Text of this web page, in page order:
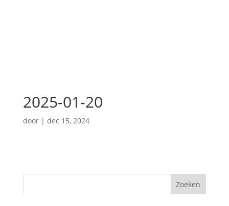
2025-01-20
door | dec 15, 2024
Zoeken